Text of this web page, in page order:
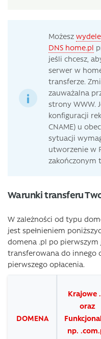
Możesz
DNS home.pl
jeśli chcesz,
serwer w
transferze.
zauważalna
strony WWW.
konfiguracji
CNAME) u
sytuacji
utworzenie w
zakończonym
Warunki transferu
W zależności od typu
jest spełnieniem
domena .pl po pierwszym
transferowana do innego
pierwszego opłacenia.
DOMENA
Krajowe
oraz
np.